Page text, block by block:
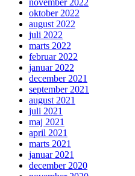
oktober 2022
august 2022
juli 2022
marts 2022
februar 2022
januar 2022
december 2021
september 2021
august 2021
juli 2021
maj 2021
april 2021
marts 2021
januar 2021
december 2020